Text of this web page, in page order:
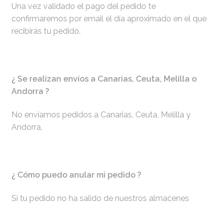
Una vez validado el pago del pedido te
confirmaremos por email el día aproximado en el que
recibirás tu pedido.
¿ Se realizan envíos a Canarias, Ceuta, Melilla o
Andorra ?
No enviamos pedidos a Canarias, Ceuta, Melilla y
Andorra.
¿ Cómo puedo anular mi pedido ?
Si tu pedido no ha salido de nuestros almacenes